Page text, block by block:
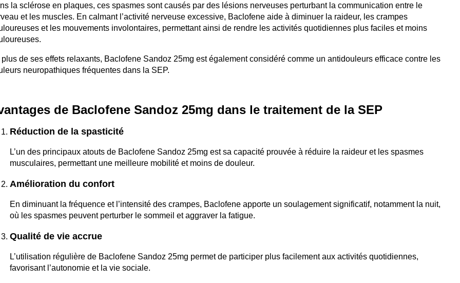
la sclérose en plaques, ces spasmes sont causés par des lésions nerveuses perturbant la communication entre le
et les muscles. En calmant l’activité nerveuse excessive, Baclofene aide à diminuer la raideur, les crampes
et les mouvements involontaires, permettant ainsi de rendre les activités quotidiennes plus faciles et moins
plus de ses effets relaxants, Baclofene Sandoz 25mg est également considéré comme un antidouleurs efficace contre les
neuropathiques fréquentes dans la SEP.
de Baclofene Sandoz 25mg dans le traitement de la SEP
Réduction de la spasticité
L’un des principaux atouts de Baclofene Sandoz 25mg est sa capacité prouvée à réduire la raideur et les spasmes
musculaires, permettant une meilleure mobilité et moins de douleur.
Amélioration du confort
En diminuant la fréquence et l’intensité des crampes, Baclofene apporte un soulagement significatif, notamment la nuit,
où les spasmes peuvent perturber le sommeil et aggraver la fatigue.
Qualité de vie accrue
L’utilisation régulière de Baclofene Sandoz 25mg permet de participer plus facilement aux activités quotidiennes,
favorisant l’autonomie et la vie sociale.